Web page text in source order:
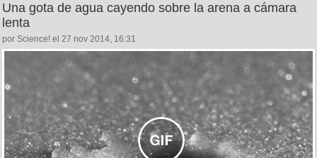
Una gota de agua cayendo sobre la arena a cámara
lenta
por Science! el 27 nov 2014, 16:31